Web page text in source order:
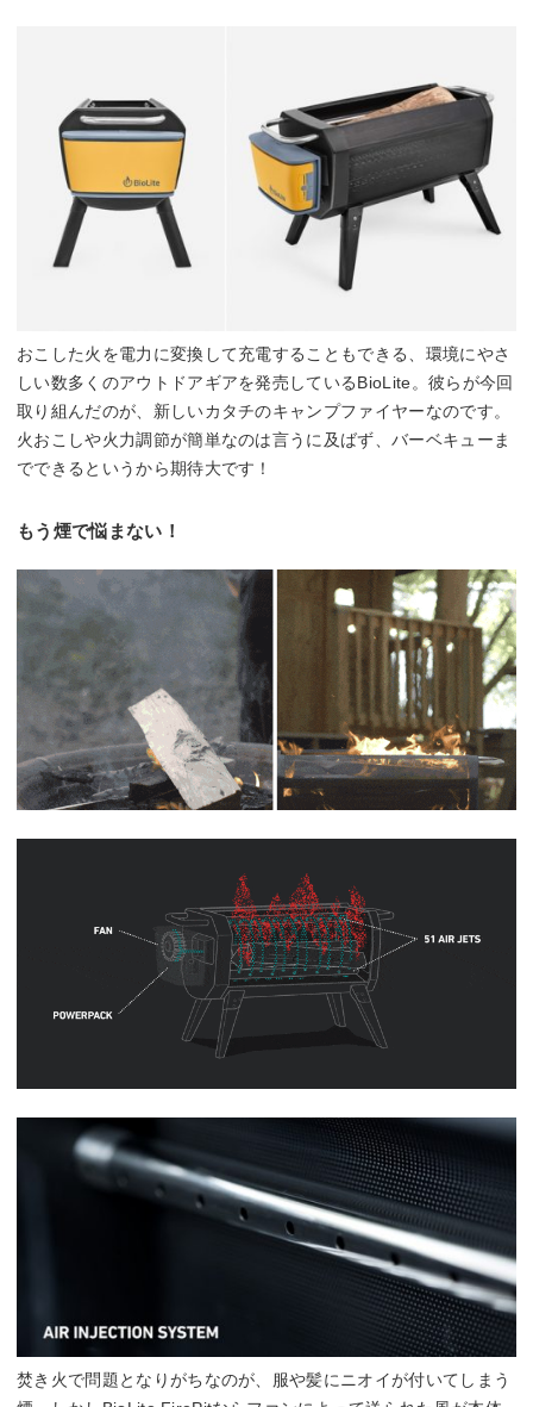
おこした火を電力に変換して充電することもできる、環境にやさ
しい数多くのアウトドアギアを発売しているBioLite。彼らが今回
取り組んだのが、新しいカタチのキャンプファイヤーなのです。
火おこしや火力調節が簡単なのは言うに及ばず、バーベキューま
でできるというから期待大です！
もう煙で悩まない！
焚き火で問題となりがちなのが、服や髪にニオイが付いてしまう